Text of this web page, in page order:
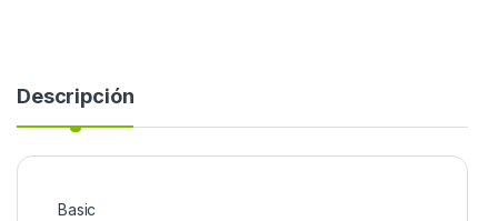
Descripción
Basic